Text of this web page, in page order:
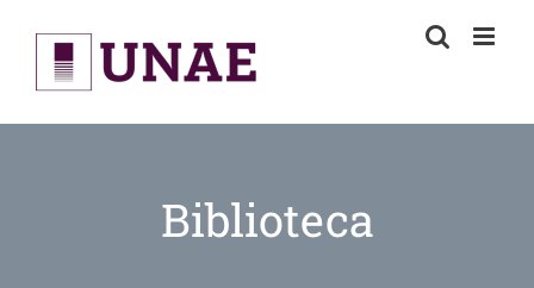
content
Biblioteca